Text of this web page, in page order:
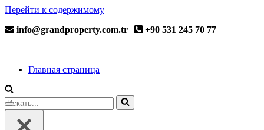
Перейти к содержимому
info@grandproperty.com.tr | +90 531 245 70 77
Главная страница
Искать...
Меню
навигации